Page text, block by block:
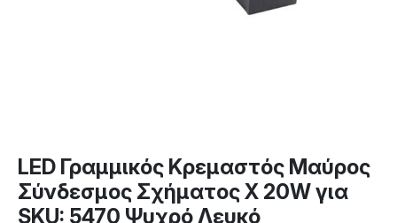
LED Γραμμικός Κρεμαστός Μαύρος
Σύνδεσμος Σχήματος Χ 20W για
SKU: 5470 Ψυχρό Λευκό